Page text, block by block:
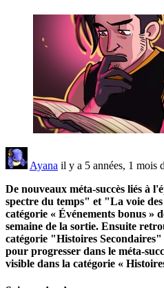
Ayana il y a 5 années, 1 mois
De nouveaux méta-succès liés à
spectre du temps" et "La voie
catégorie « Événements bonus »
semaine de la sortie. Ensuite
catégorie "Histoires
pour progresser dans le méta-
visible dans la catégorie «